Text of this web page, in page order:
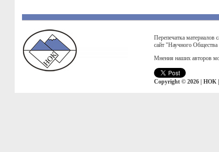
Перепечатка материалов
сайт "Научного
Мнения наших авторов
Copyright © 2026 | НОК